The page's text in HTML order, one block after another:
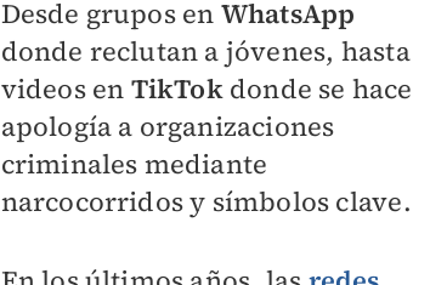
Desde grupos en WhatsApp
donde reclutan a jóvenes, hasta
videos en TikTok donde se hace
apología a organizaciones
criminales mediante
narcocorridos y símbolos clave.